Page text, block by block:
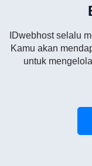
IDwebhost selalu
Kamu akan
untuk